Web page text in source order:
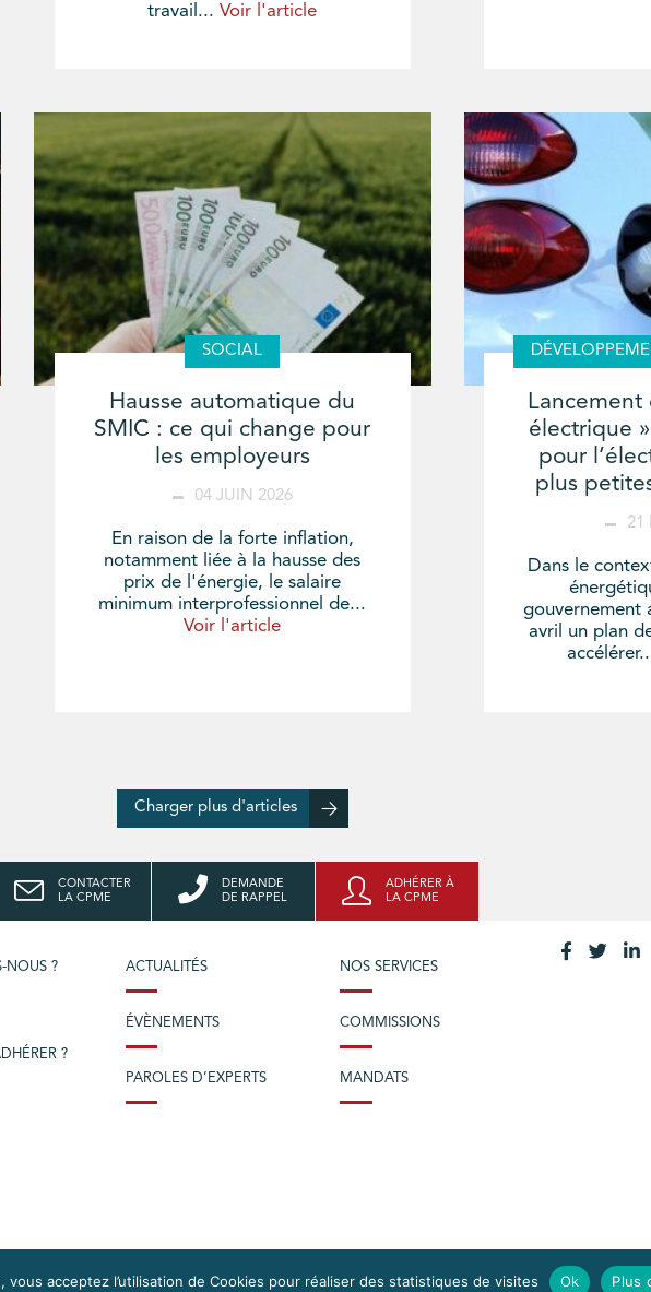
travail...Voir l'article
SOCIAL
Hausse automatique du
SMIC : ce qui change pour
les employeurs
04 JUIN 2026
En raison de la forte inflation,
notamment liée à la hausse des
prix de l'énergie, le salaire
minimum interprofessionnel de...
Voir l'article
Lancement
électrique
pour
plus
21
Dans le
gouvernement
avril un plan
Charger plus d'articles
CONTACTER
LA CPME
DEMANDE
DE RAPPEL
ADHÉRER À
LA CPME
NOUS ?
?
ACTUALITÉS
ÉVÈNEMENTS
PAROLES D’EXPERTS
NOS SERVICES
COMMISSIONS
MANDATS
acceptez l’utilisation de Cookies pour réaliser des statistiques de visites Ok Plus